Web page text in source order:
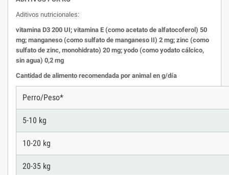
Aditivos nutricionales:
vitamina D3 200 UI; vitamina E (como acetato de alfatocoferol) 50
mg; manganeso (como sulfato de manganeso II) 2 mg; zinc (como
sulfato de zinc, monohidrato) 20 mg; yodo (como yodato cálcico,
sin agua) 0,2 mg
Cantidad de alimento recomendada por animal en g/día
Perro/Peso*
5-10 kg
10-20 kg
20-35 kg